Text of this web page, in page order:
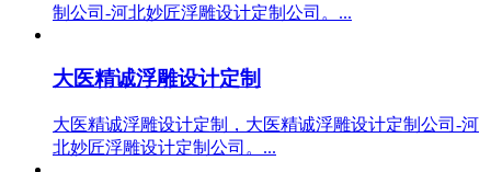
制公司-河北妙匠浮雕设计定制公司。...
大医精诚浮雕设计定制
大医精诚浮雕设计定制，大医精诚浮雕设计定制公司-河
北妙匠浮雕设计定制公司。...